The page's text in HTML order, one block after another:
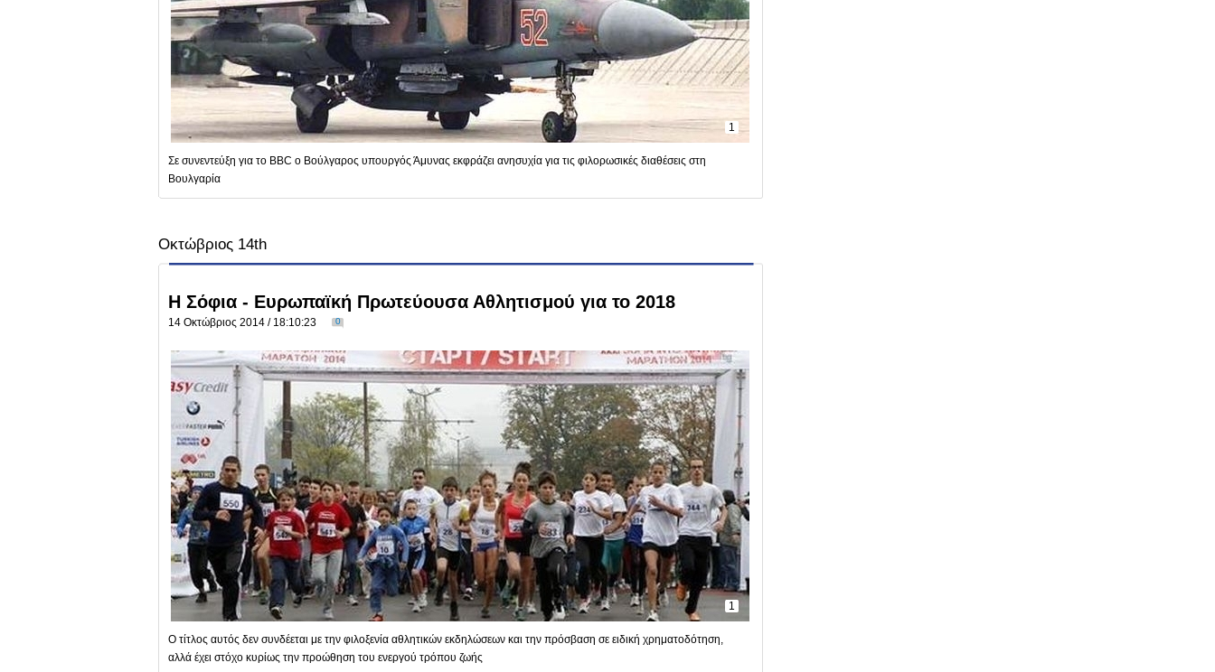
1
Σε συνεντεύξη για το BBC ο Βούλγαρος υπουργός Άμυνας εκφράζει ανησυχία για τις φιλορωσικές διαθέσεις στη
Βουλγαρία
Οκτώβριος 14th
Η Σόφια - Ευρωπαϊκή Πρωτεύουσα Αθλητισμού για το 2018
14 Οκτώβριος 2014 / 18:10:23 0
1
Ο τίτλος αυτός δεν συνδέεται με την φιλοξενία αθλητικών εκδηλώσεων και την πρόσβαση σε ειδική χρηματοδότηση,
αλλά έχει στόχο κυρίως την προώθηση του ενεργού τρόπου ζωής